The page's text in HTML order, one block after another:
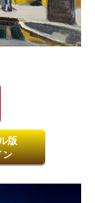
版
ン